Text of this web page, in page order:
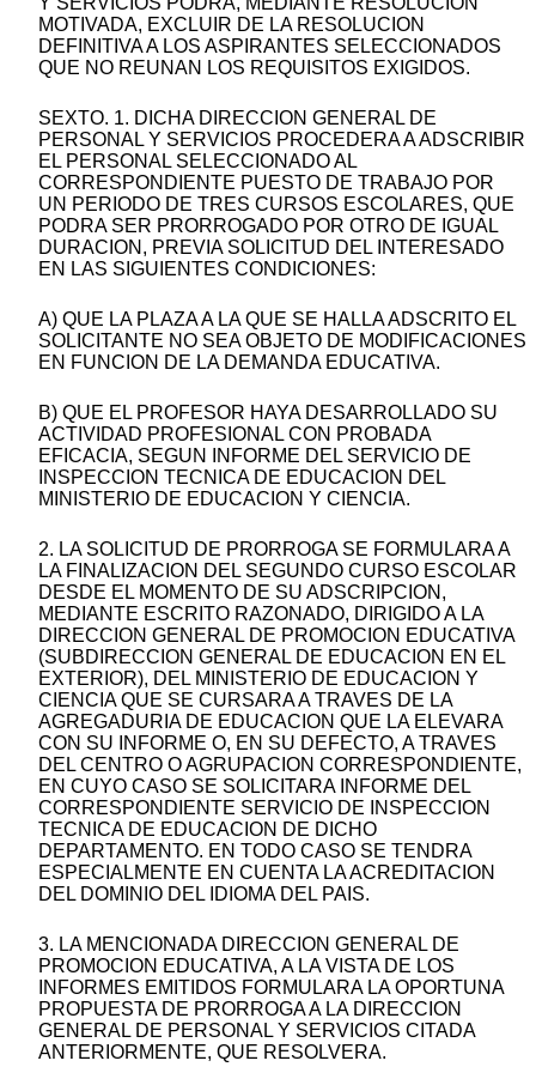
MOTIVADA, EXCLUIR DE LA RESOLUCION
DEFINITIVA A LOS ASPIRANTES SELECCIONADOS
QUE NO REUNAN LOS REQUISITOS EXIGIDOS.
SEXTO. 1. DICHA DIRECCION GENERAL DE
PERSONAL Y SERVICIOS PROCEDERA A ADSCRIBIR
EL PERSONAL SELECCIONADO AL
CORRESPONDIENTE PUESTO DE TRABAJO POR
UN PERIODO DE TRES CURSOS ESCOLARES, QUE
PODRA SER PRORROGADO POR OTRO DE IGUAL
DURACION, PREVIA SOLICITUD DEL INTERESADO
EN LAS SIGUIENTES CONDICIONES:
A) QUE LA PLAZA A LA QUE SE HALLA ADSCRITO EL
SOLICITANTE NO SEA OBJETO DE MODIFICACIONES
EN FUNCION DE LA DEMANDA EDUCATIVA.
B) QUE EL PROFESOR HAYA DESARROLLADO SU
ACTIVIDAD PROFESIONAL CON PROBADA
EFICACIA, SEGUN INFORME DEL SERVICIO DE
INSPECCION TECNICA DE EDUCACION DEL
MINISTERIO DE EDUCACION Y CIENCIA.
2. LA SOLICITUD DE PRORROGA SE FORMULARA A
LA FINALIZACION DEL SEGUNDO CURSO ESCOLAR
DESDE EL MOMENTO DE SU ADSCRIPCION,
MEDIANTE ESCRITO RAZONADO, DIRIGIDO A LA
DIRECCION GENERAL DE PROMOCION EDUCATIVA
(SUBDIRECCION GENERAL DE EDUCACION EN EL
EXTERIOR), DEL MINISTERIO DE EDUCACION Y
CIENCIA QUE SE CURSARA A TRAVES DE LA
AGREGADURIA DE EDUCACION QUE LA ELEVARA
CON SU INFORME O, EN SU DEFECTO, A TRAVES
DEL CENTRO O AGRUPACION CORRESPONDIENTE,
EN CUYO CASO SE SOLICITARA INFORME DEL
CORRESPONDIENTE SERVICIO DE INSPECCION
TECNICA DE EDUCACION DE DICHO
DEPARTAMENTO. EN TODO CASO SE TENDRA
ESPECIALMENTE EN CUENTA LA ACREDITACION
DEL DOMINIO DEL IDIOMA DEL PAIS.
3. LA MENCIONADA DIRECCION GENERAL DE
PROMOCION EDUCATIVA, A LA VISTA DE LOS
INFORMES EMITIDOS FORMULARA LA OPORTUNA
PROPUESTA DE PRORROGA A LA DIRECCION
GENERAL DE PERSONAL Y SERVICIOS CITADA
ANTERIORMENTE, QUE RESOLVERA.